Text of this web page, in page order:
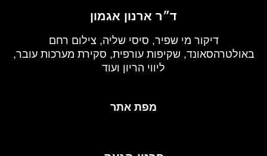
ד״ר ארנון אגמון
דיקור מי שפיר, סיסי שליה, צילום רחם
באולטרהסאונד, שקיפות עורפית, סקירת מערכות עובר,
ליווי הריון ועוד
מפת אתר